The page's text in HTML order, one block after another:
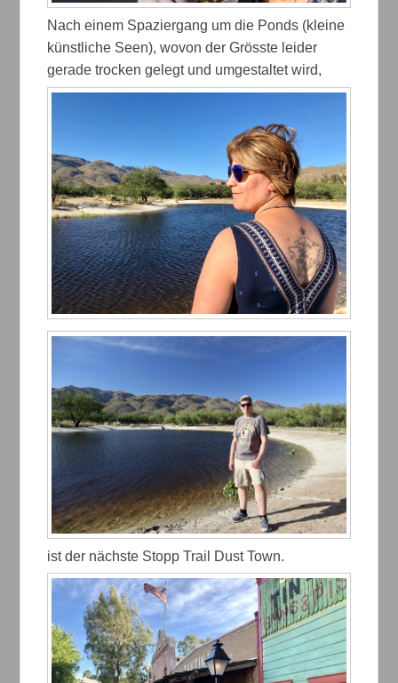
Nach einem Spaziergang um die Ponds (kleine
künstliche Seen), wovon der Grösste leider
gerade trocken gelegt und umgestaltet wird,
ist der nächste Stopp Trail Dust Town.